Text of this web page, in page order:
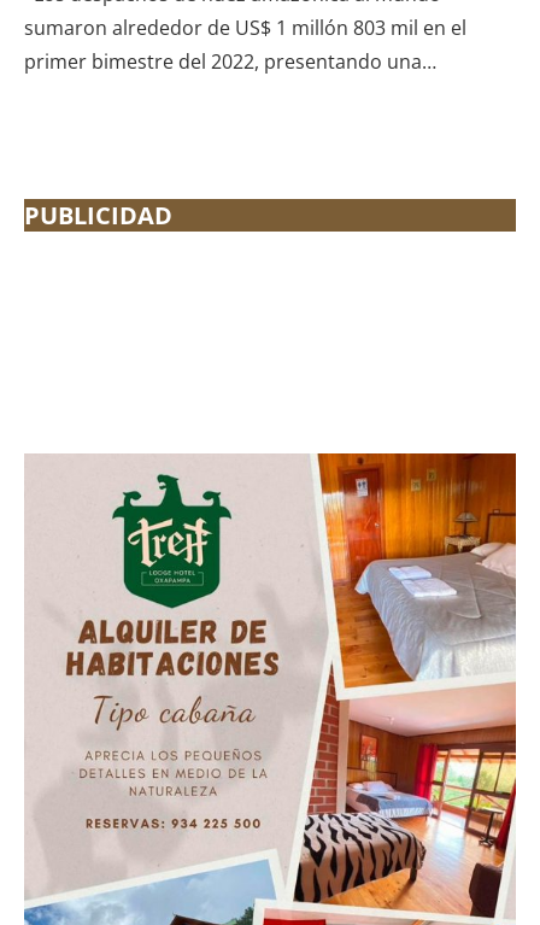
sumaron alrededor de US$ 1 millón 803 mil en el
primer bimestre del 2022, presentando una…
PUBLICIDAD